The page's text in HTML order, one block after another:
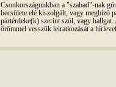
Csonkországunkban a "szabad"-nak
becsülete elé kiszolgált, vagy megbízó
pártérdeke(k) szerint szól, vagy
örömmel vesszük leiratkozását a